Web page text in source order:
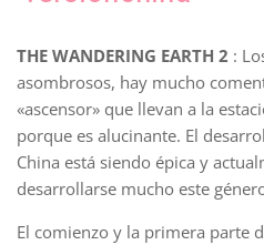
THE WANDERING EARTH 2 :
asombrosos, hay mucho
«ascensor» que llevan a la
porque es alucinante. El
China está siendo épica y
desarrollarse mucho este
El comienzo y la primera parte